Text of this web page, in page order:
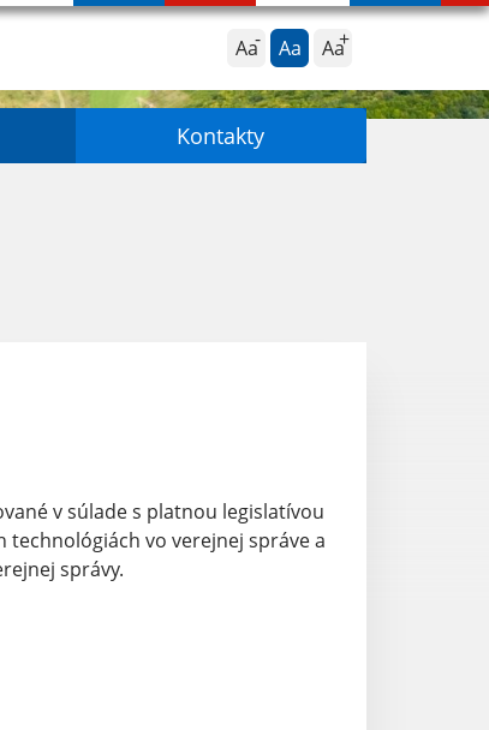
Aa Aa Aa
Kontakty
v súlade s platnou legislatívou
technológiách vo verejnej správe a
správy.